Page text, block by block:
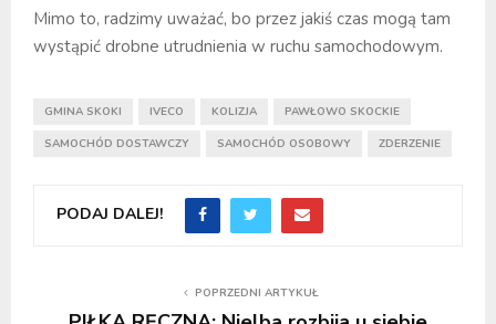
Mimo to, radzimy uważać, bo przez jakiś czas mogą tam
wystąpić drobne utrudnienia w ruchu samochodowym.
GMINA SKOKI IVECO KOLIZJA PAWŁOWO SKOCKIE
SAMOCHÓD DOSTAWCZY SAMOCHÓD OSOBOWY ZDERZENIE
PODAJ DALEJ!
POPRZEDNI ARTYKUŁ